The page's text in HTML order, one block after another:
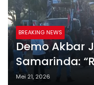
BREAKING NEWS
Demo Akbar
Samarinda:
Muak”
Mei 21, 2026